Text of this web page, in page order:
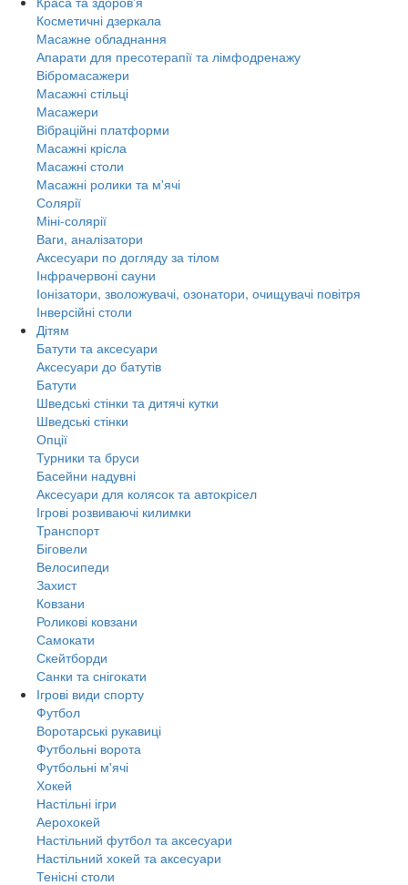
Косметичні дзеркала
Масажне обладнання
Апарати для пресотерапії та лімфодренажу
Вібромасажери
Масажні стільці
Масажери
Вібраційні платформи
Масажні крісла
Масажні столи
Масажні ролики та м'ячі
Солярії
Міні-солярії
Ваги, аналізатори
Аксесуари по догляду за тілом
Інфрачервоні сауни
Іонізатори, зволожувачі, озонатори, очищувачі повітря
Інверсійні столи
Дітям
Батути та аксесуари
Аксесуари до батутів
Батути
Шведські стінки та дитячі кутки
Шведські стінки
Опції
Турники та бруси
Басейни надувні
Аксесуари для колясок та автокрісел
Ігрові розвиваючі килимки
Транспорт
Біговели
Велосипеди
Захист
Ковзани
Роликові ковзани
Самокати
Скейтборди
Санки та снігокати
Ігрові види спорту
Футбол
Воротарські рукавиці
Футбольні ворота
Футбольні м'ячі
Хокей
Настільні ігри
Аерохокей
Настільний футбол та аксесуари
Настільний хокей та аксесуари
Тенісні столи